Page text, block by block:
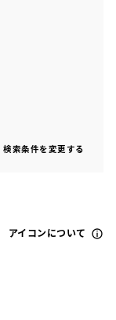
検索条件を変更する
アイコンについて